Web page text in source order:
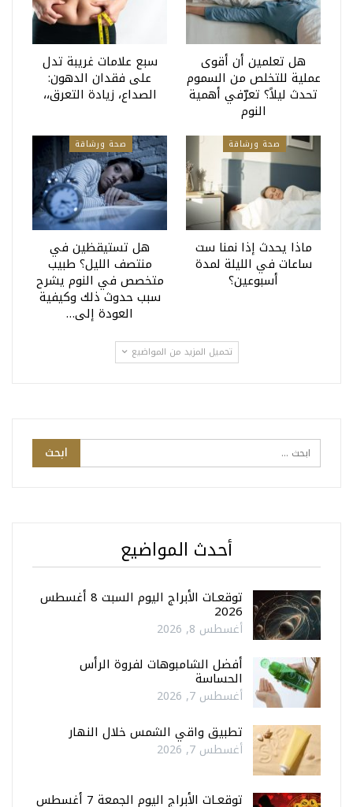
هل تعلمين أن أقوى
عملية للتخلص من السموم
تحدث ليلاً؟ تعرّفي أهمية
النوم
سبع علامات غريبة تدل
على فقدان الدهون:
الصداع، زيادة التعرق،،
صحة ورشاقة
ماذا يحدث إذا نمنا ست
ساعات في الليلة لمدة
أسبوعين؟
صحة ورشاقة
هل تستيقظين في
منتصف الليل؟ طبيب
متخصص في النوم يشرح
سبب حدوث ذلك وكيفية
العودة إلى…
تحميل المزيد من المواضيع
أحدث المواضيع
توقعـات الأبراج اليوم السبت 8 أغسطس
2026
أغسطس 8, 2026
أفضل الشامبوهات لفروة الرأس
الحساسة
أغسطس 7, 2026
تطبيق واقي الشمس خلال النهار
أغسطس 7, 2026
توقعـات الأبراج اليوم الجمعة 7 أغسطس